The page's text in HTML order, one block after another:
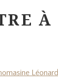
À
Léonard